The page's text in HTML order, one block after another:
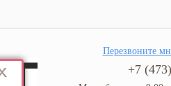
Перезвоните
+7